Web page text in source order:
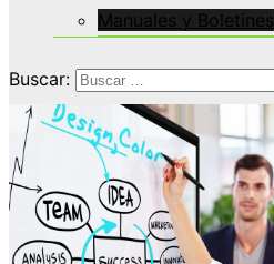
Manuales y Boletines
Buscar: